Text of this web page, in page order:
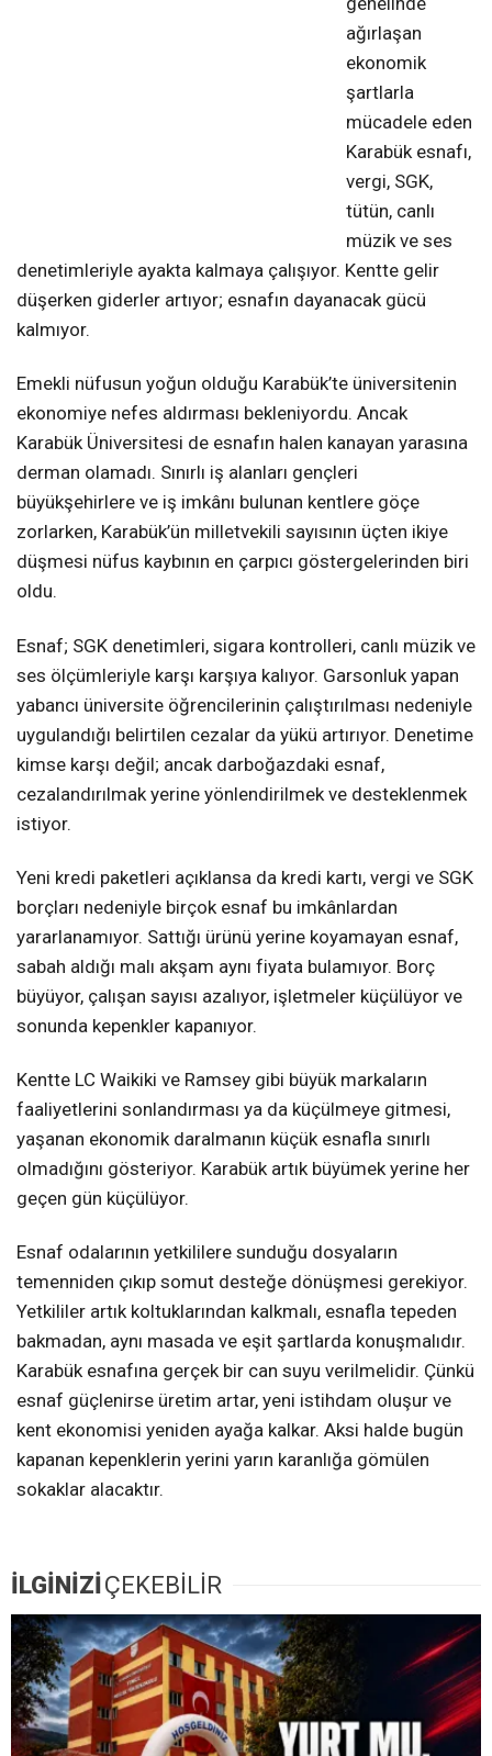
ağırlaşan
ekonomik
şartlarla
mücadele eden
Karabük esnafı,
vergi, SGK,
tütün, canlı
müzik ve ses
denetimleriyle ayakta kalmaya çalışıyor. Kentte gelir
düşerken giderler artıyor; esnafın dayanacak gücü
kalmıyor.
Emekli nüfusun yoğun olduğu Karabük’te üniversitenin
ekonomiye nefes aldırması bekleniyordu. Ancak
Karabük Üniversitesi de esnafın halen kanayan yarasına
derman olamadı. Sınırlı iş alanları gençleri
büyükşehirlere ve iş imkânı bulunan kentlere göçe
zorlarken, Karabük’ün milletvekili sayısının üçten ikiye
düşmesi nüfus kaybının en çarpıcı göstergelerinden biri
oldu.
Esnaf; SGK denetimleri, sigara kontrolleri, canlı müzik ve
ses ölçümleriyle karşı karşıya kalıyor. Garsonluk yapan
yabancı üniversite öğrencilerinin çalıştırılması nedeniyle
uygulandığı belirtilen cezalar da yükü artırıyor. Denetime
kimse karşı değil; ancak darboğazdaki esnaf,
cezalandırılmak yerine yönlendirilmek ve desteklenmek
istiyor.
Yeni kredi paketleri açıklansa da kredi kartı, vergi ve SGK
borçları nedeniyle birçok esnaf bu imkânlardan
yararlanamıyor. Sattığı ürünü yerine koyamayan esnaf,
sabah aldığı malı akşam aynı fiyata bulamıyor. Borç
büyüyor, çalışan sayısı azalıyor, işletmeler küçülüyor ve
sonunda kepenkler kapanıyor.
Kentte LC Waikiki ve Ramsey gibi büyük markaların
faaliyetlerini sonlandırması ya da küçülmeye gitmesi,
yaşanan ekonomik daralmanın küçük esnafla sınırlı
olmadığını gösteriyor. Karabük artık büyümek yerine her
geçen gün küçülüyor.
Esnaf odalarının yetkililere sunduğu dosyaların
temenniden çıkıp somut desteğe dönüşmesi gerekiyor.
Yetkililer artık koltuklarından kalkmalı, esnafla tepeden
bakmadan, aynı masada ve eşit şartlarda konuşmalıdır.
Karabük esnafına gerçek bir can suyu verilmelidir. Çünkü
esnaf güçlenirse üretim artar, yeni istihdam oluşur ve
kent ekonomisi yeniden ayağa kalkar. Aksi halde bugün
kapanan kepenklerin yerini yarın karanlığa gömülen
sokaklar alacaktır.
İLGİNİZİÇEKEBİLİR